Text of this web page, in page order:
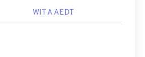
WIT A AEDT